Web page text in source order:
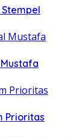
Stempel
Prioritas